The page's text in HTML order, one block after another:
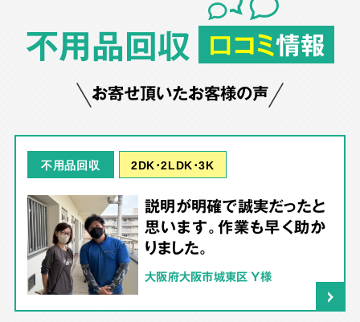
不用品回収 口コミ情報
お寄せ頂いたお客様の声
不用品回収 2DK･2LDK･3K
説明が明確で誠実だったと
思います。作業も早く助か
りました。
大阪府大阪市城東区 Y様